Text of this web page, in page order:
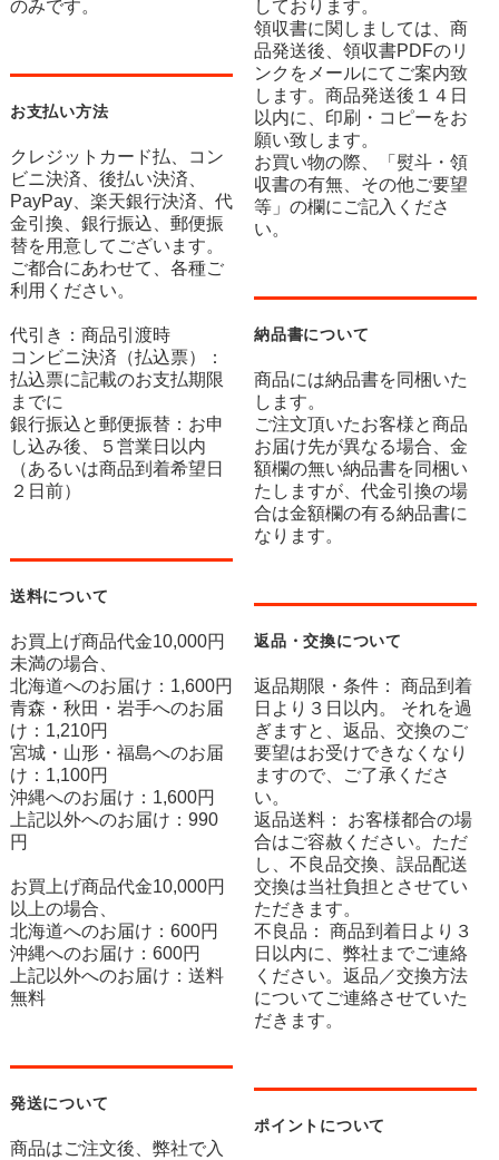
のみです。
お支払い方法
クレジットカード払、コン
ビニ決済、後払い決済、
PayPay、楽天銀行決済、代
金引換、銀行振込、郵便振
替を用意してございます。
ご都合にあわせて、各種ご
利用ください。
代引き：商品引渡時
コンビニ決済（払込票）：
払込票に記載のお支払期限
までに
銀行振込と郵便振替：お申
し込み後、５営業日以内
（あるいは商品到着希望日
２日前）
送料について
お買上げ商品代金10,000円
未満の場合、
北海道へのお届け：1,600円
青森・秋田・岩手へのお届
け：1,210円
宮城・山形・福島へのお届
け：1,100円
沖縄へのお届け：1,600円
上記以外へのお届け：990
円
お買上げ商品代金10,000円
以上の場合、
北海道へのお届け：600円
沖縄へのお届け：600円
上記以外へのお届け：送料
無料
発送について
商品はご注文後、弊社で入
しております。
領収書に関しましては、商
品発送後、領収書PDFのリ
ンクをメールにてご案内致
します。商品発送後１４日
以内に、印刷・コピーをお
願い致します。
お買い物の際、「熨斗・領
収書の有無、その他ご要望
等」の欄にご記入くださ
い。
納品書について
商品には納品書を同梱いた
します。
ご注文頂いたお客様と商品
お届け先が異なる場合、金
額欄の無い納品書を同梱い
たしますが、代金引換の場
合は金額欄の有る納品書に
なります。
返品・交換について
返品期限・条件： 商品到着
日より３日以内。 それを過
ぎますと、返品、交換のご
要望はお受けできなくなり
ますので、ご了承くださ
い。
返品送料： お客様都合の場
合はご容赦ください。ただ
し、不良品交換、誤品配送
交換は当社負担とさせてい
ただきます。
不良品： 商品到着日より３
日以内に、弊社までご連絡
ください。返品／交換方法
についてご連絡させていた
だきます。
ポイントについて